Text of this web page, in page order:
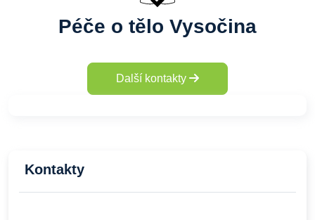
Péče o tělo Vysočina
Další kontakty
Kontakty